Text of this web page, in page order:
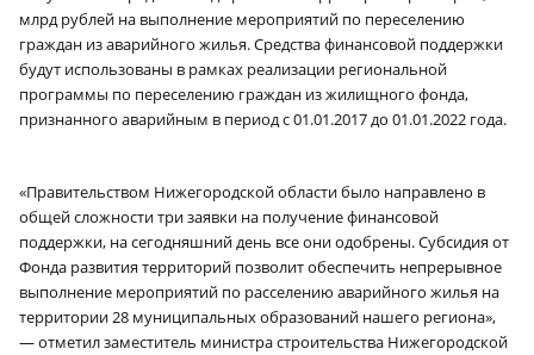
млрд рублей на выполнение мероприятий по переселению
граждан из аварийного жилья. Средства финансовой поддержки
будут использованы в рамках реализации региональной
программы по переселению граждан из жилищного фонда,
признанного аварийным в период с 01.01.2017 до 01.01.2022 года.
«Правительством Нижегородской области было направлено в
общей сложности три заявки на получение финансовой
поддержки, на сегодняшний день все они одобрены. Субсидия от
Фонда развития территорий позволит обеспечить непрерывное
выполнение мероприятий по расселению аварийного жилья на
территории 28 муниципальных образований нашего региона»,
— отметил заместитель министра строительства Нижегородской